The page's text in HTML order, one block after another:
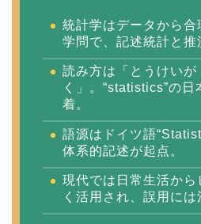
統計学はデータから合
学問で、記述統計と推
読み方は「とうけいが
く」。“statistics”の日
着。
語源はドイツ語
体系的記述が起点。
現代では日常生活か
く活用され、誤用には